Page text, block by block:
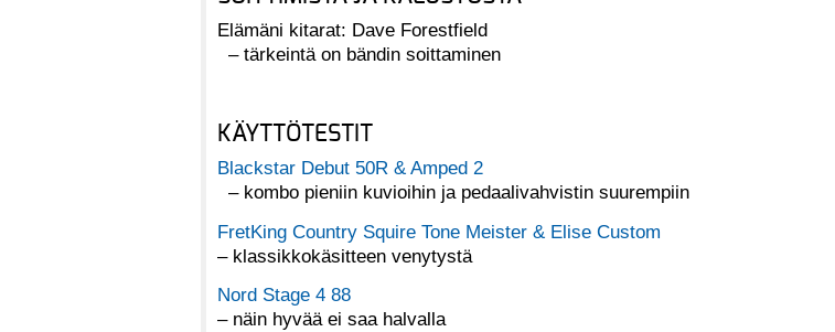
Elämäni kitarat: Dave Forestfield
– tärkeintä on bändin soittaminen
KÄYTTÖTESTIT
Blackstar Debut 50R & Amped 2
– kombo pieniin kuvioihin ja pedaalivahvistin suurempiin
Fret­King Country Squire Tone Meister & Elise Custom
– klassikkokäsitteen venytystä
Nord Stage 4 88
– näin hyvää ei saa halvalla